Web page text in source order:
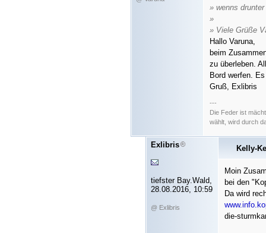
» wenns
»
» Viele Grüße
Hallo Varuna,
beim
zu überleben.
Bord werfen.
Gruß, Exlibris
---
Die Feder ist
wählt, wird durch
Exlibris
tiefster Bay.Wald,
28.08.2016, 10:59
@ Exlibris
Kelly-
Moin
bei den
Da wird
die-